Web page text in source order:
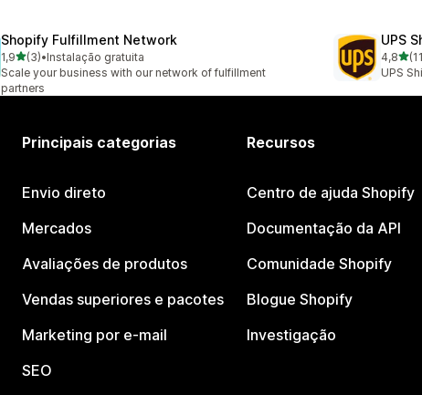
Shopify Fulfillment Network
1,9de 5 estrelas
(3)
3 total de avaliações
•Instalação gratuita
Scale your business with our network of fulfillment
partners
UPS
4,8de
117
UPS
Principais categorias
Envio direto
Mercados
Avaliações de produtos
Vendas superiores e pacotes
Marketing por e-mail
SEO
Recursos
Centro de ajuda Shopify
Documentação da API
Comunidade Shopify
Blogue Shopify
Investigação